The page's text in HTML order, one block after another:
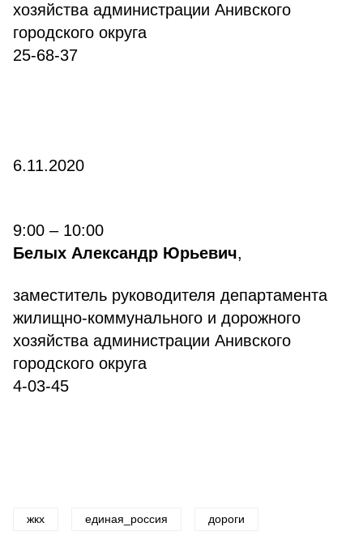
хозяйства администрации Анивского
городского округа
25-68-37
6.11.2020
9:00 – 10:00
Белых Александр Юрьевич,
заместитель руководителя департамента
жилищно-коммунального и дорожного
хозяйства администрации Анивского
городского округа
4-03-45
жкх единая_россия дороги